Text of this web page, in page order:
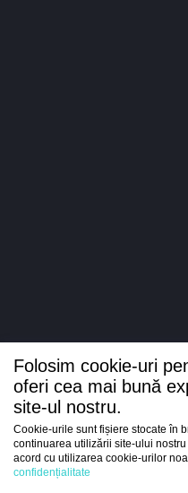
Folosim cookie-uri
oferi cea mai bună
site-ul nostru.
Cookie-urile sunt fișiere stocate în
continuarea utilizării site-ului
acord cu utilizarea cookie-urilor
confidențialitate